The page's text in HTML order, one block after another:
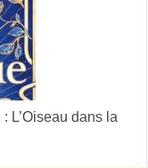
L’Oiseau dans la